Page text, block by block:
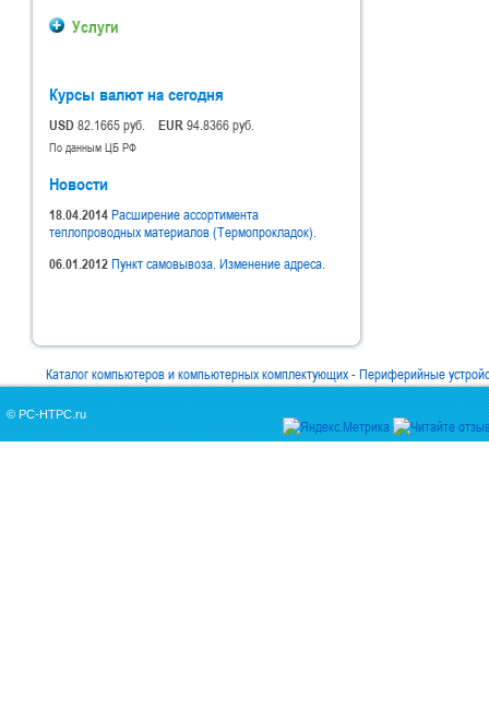
Услуги
Курсы валют на сегодня
USD82.1665 руб. EUR94.8366 руб.
По данным ЦБ РФ
Новости
18.04.2014Расширение ассортимента
теплопроводных материалов (Термопрокладок).
06.01.2012Пункт самовывоза. Изменение адреса.
Каталог компьютеров и компьютерных комплектующих-Периферийные
© PC-HTPC.ru